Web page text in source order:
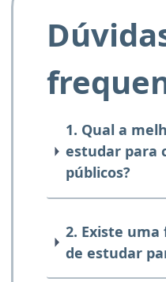
1. Qual a
estudar para
públicos?
2. Existe
de estudar